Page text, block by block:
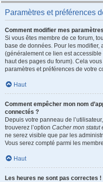
Paramètres et préférences
Comment modifier mes
Si vous êtes membre de ce forum,
base de données. Pour les modifier,
(généralement ce lien est
haut des pages du forum). Cela
paramètres et préférences de votre
Haut
Comment empêcher mon nom
connectés ?
Depuis votre panneau de
trouverez l’option Cacher mon statut
ne serez visible que par les
Vous serez compté parmi les
Haut
Les heures ne sont pas correctes !